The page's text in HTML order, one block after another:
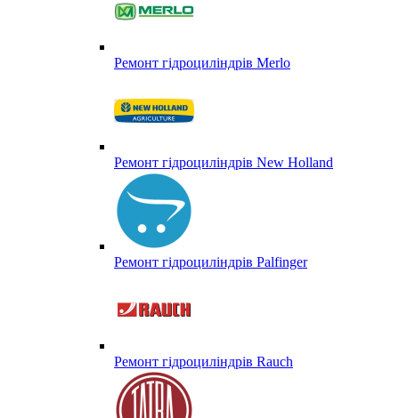
Ремонт гідроциліндрів Merlo
Ремонт гідроциліндрів New Holland
Ремонт гідроциліндрів Palfinger
Ремонт гідроциліндрів Rauch